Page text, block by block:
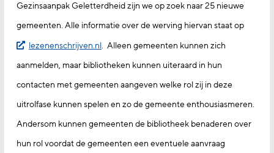
Gezinsaanpak Geletterdheid zijn we op zoek naar 25 nieuwe
gemeenten. Alle informatie over de werving hiervan staat op
lezenenschrijven.nl. Alleen gemeenten kunnen zich
aanmelden, maar bibliotheken kunnen uiteraard in hun
contacten met gemeenten aangeven welke rol zij in deze
uitrolfase kunnen spelen en zo de gemeente enthousiasmeren.
Andersom kunnen gemeenten de bibliotheek benaderen over
hun rol voordat de gemeenten een eventuele aanvraag